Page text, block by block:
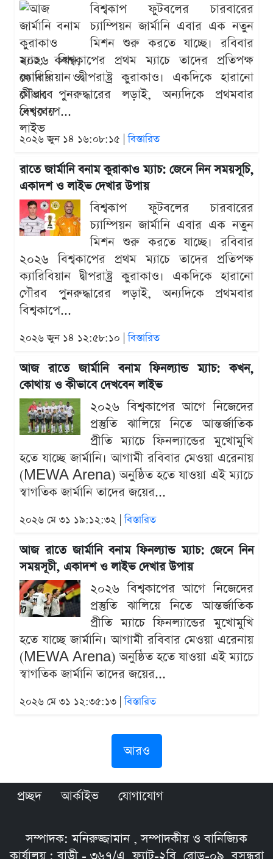
বিশ্বকাপ ফুটবলের চারবারের
চ্যাম্পিয়ন জার্মানি এবার এক নতুন
মিশন শুরু করতে যাচ্ছে। রবিবার
২০২৬ বিশ্বকাপের প্রথম ম্যাচে তাদের প্রতিপক্ষ
ক্যারিবিয়ান দ্বীপরাষ্ট্র কুরাকাও। একদিকে হারানো
গৌরব পুনরুদ্ধারের লড়াই, অন্যদিকে প্রথমবার
বিশ্বকাপে...
২০২৬ জুন ১৪ ১৬:০৮:১৫ |বিস্তারিত
রাতে জার্মানি বনাম কুরাকাও ম্যাচ: জেনে নিন সময়সূচি,
একাদশ ও লাইভ দেখার উপায়
বিশ্বকাপ ফুটবলের চারবারের
চ্যাম্পিয়ন জার্মানি এবার এক নতুন
মিশন শুরু করতে যাচ্ছে। রবিবার
২০২৬ বিশ্বকাপের প্রথম ম্যাচে তাদের প্রতিপক্ষ
ক্যারিবিয়ান দ্বীপরাষ্ট্র কুরাকাও। একদিকে হারানো
গৌরব পুনরুদ্ধারের লড়াই, অন্যদিকে প্রথমবার
বিশ্বকাপে...
২০২৬ জুন ১৪ ১২:৫৮:১০ |বিস্তারিত
আজ রাতে জার্মানি বনাম ফিনল্যান্ড ম্যাচ: কখন,
কোথায় ও কীভাবে দেখবেন লাইভ
২০২৬ বিশ্বকাপের আগে নিজেদের
প্রস্তুতি ঝালিয়ে নিতে আন্তর্জাতিক
প্রীতি ম্যাচে ফিনল্যান্ডের মুখোমুখি
হতে যাচ্ছে জার্মানি। আগামী রবিবার মেওয়া এরেনায়
(MEWA Arena) অনুষ্ঠিত হতে যাওয়া এই ম্যাচে
স্বাগতিক জার্মানি তাদের জয়ের...
২০২৬ মে ৩১ ১৯:১২:৩২ |বিস্তারিত
আজ রাতে জার্মানি বনাম ফিনল্যান্ড ম্যাচ: জেনে নিন
সময়সূচী, একাদশ ও লাইভ দেখার উপায়
২০২৬ বিশ্বকাপের আগে নিজেদের
প্রস্তুতি ঝালিয়ে নিতে আন্তর্জাতিক
প্রীতি ম্যাচে ফিনল্যান্ডের মুখোমুখি
হতে যাচ্ছে জার্মানি। আগামী রবিবার মেওয়া এরেনায়
(MEWA Arena) অনুষ্ঠিত হতে যাওয়া এই ম্যাচে
স্বাগতিক জার্মানি তাদের জয়ের...
২০২৬ মে ৩১ ১২:৩৫:১৩ |বিস্তারিত
আরও
প্রচ্ছদ আর্কাইভ যোগাযোগ
সম্পাদক: মনিরুজ্জামান , সম্পাদকীয় ও বানিজ্যিক